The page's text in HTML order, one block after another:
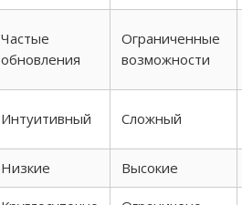
Частые
обновления
Ограниченные
возможности
Интуитивный Сложный
Низкие Высокие